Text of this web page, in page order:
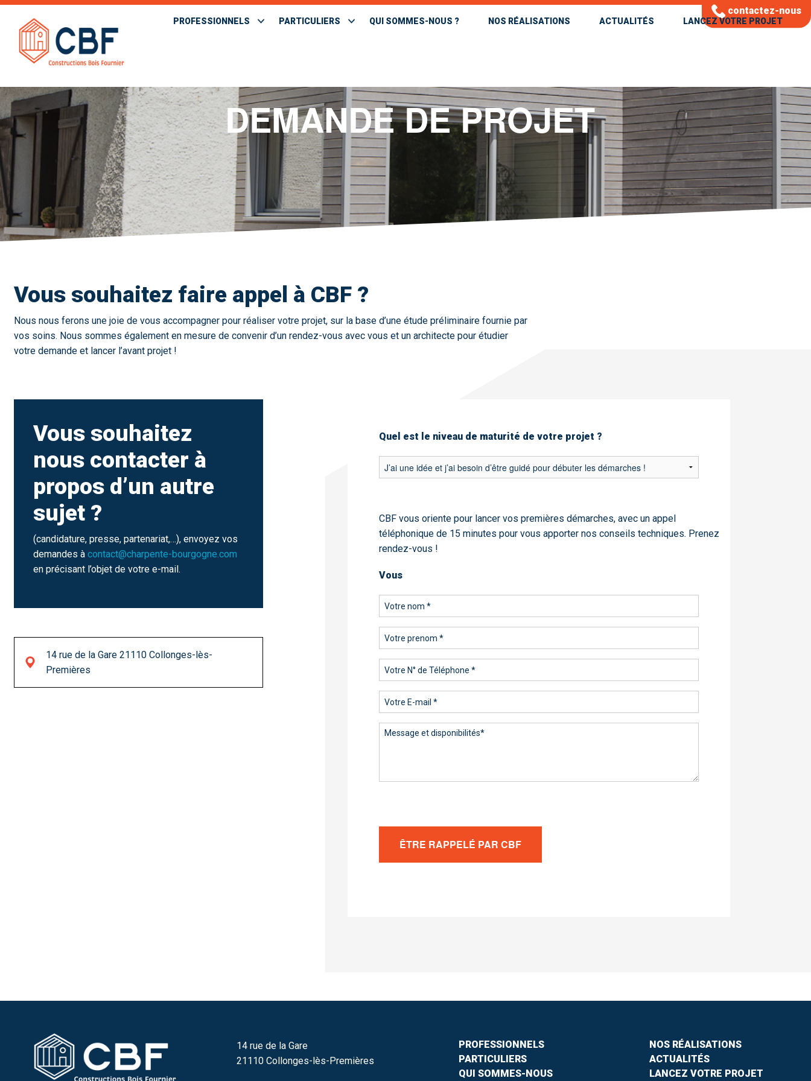
contactez-nous
PROFESSIONNELS PARTICULIERS QUI SOMMES-NOUS ? NOS RÉALISATIONS ACTUALITÉS LANCEZ VOTRE PROJET
DEMANDE DE PROJET
Vous souhaitez faire appel à CBF ?
Nous nous ferons une joie de vous accompagner pour réaliser votre projet, sur la base d’une étude préliminaire fournie par
vos soins. Nous sommes également en mesure de convenir d’un rendez-vous avec vous et un architecte pour étudier
votre demande et lancer l’avant projet !
Vous souhaitez
nous contacter à
propos d’un autre
sujet ?
(candidature, presse, partenariat,…), envoyez vos
demandes à contact@charpente-bourgogne.com
en précisant l’objet de votre e-mail.
14 rue de la Gare 21110 Collonges-lès-
Premières
Quel est le niveau de maturité de votre projet ?
CBF vous oriente pour lancer vos premières démarches, avec un appel
téléphonique de 15 minutes pour vous apporter nos conseils techniques. Prenez
rendez-vous !
Vous
14 rue de la Gare
21110 Collonges-lès-Premières
PROFESSIONNELS
PARTICULIERS
QUI SOMMES-NOUS
NOS RÉALISATIONS
ACTUALITÉS
LANCEZ VOTRE PROJET